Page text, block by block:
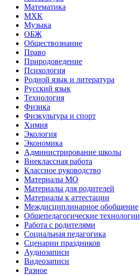
Математика
МХК
Музыка
ОБЖ
Обществознание
Право
Природоведение
Психология
Родной язык и литература
Русский язык
Технология
Физика
Физкультура и спорт
Химия
Экология
Экономика
Администрирование школы
Внеклассная работа
Классное руководство
Материалы МО
Материалы для родителей
Материалы к аттестации
Междисциплинарное обобщение
Общепедагогические технологии
Работа с родителями
Социальная педагогика
Сценарии праздников
Аудиозаписи
Видеозаписи
Разное